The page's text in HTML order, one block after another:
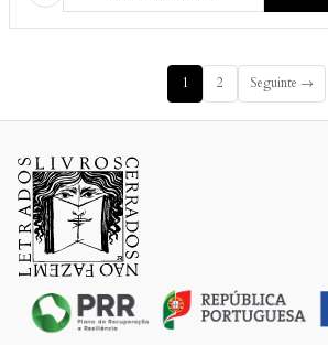
1 2 Seguinte →